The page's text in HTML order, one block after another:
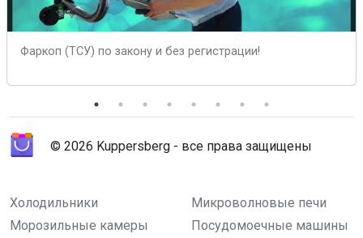
Фаркоп (ТСУ) по закону и без регистрации!
© 2026 Kuppersberg - все права защищены
Холодильники
Микроволновые печи
Морозильные камеры
Посудомоечные машины